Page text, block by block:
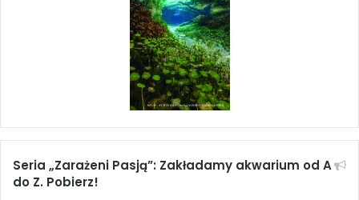
Seria „Zarażeni Pasją”: Zakładamy akwarium od A
do Z. Pobierz!